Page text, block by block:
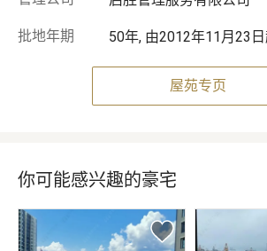
批地年期 50年, 由2012年11月23
屋苑专页
你可能感兴趣的豪宅